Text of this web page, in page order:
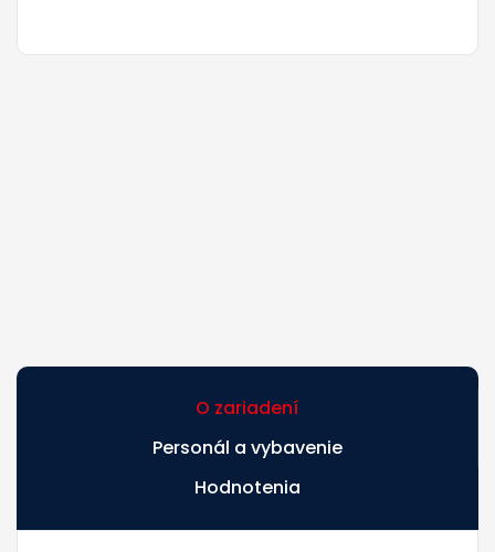
O zariadení
Personál a vybavenie
Hodnotenia